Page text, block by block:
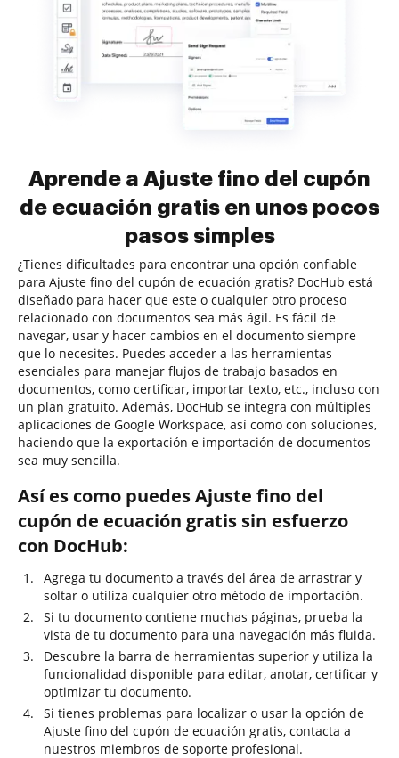
Aprende a Ajuste fino del cupón
de ecuación gratis en unos pocos
pasos simples
¿Tienes dificultades para encontrar una opción confiable
para Ajuste fino del cupón de ecuación gratis? DocHub está
diseñado para hacer que este o cualquier otro proceso
relacionado con documentos sea más ágil. Es fácil de
navegar, usar y hacer cambios en el documento siempre
que lo necesites. Puedes acceder a las herramientas
esenciales para manejar flujos de trabajo basados en
documentos, como certificar, importar texto, etc., incluso con
un plan gratuito. Además, DocHub se integra con múltiples
aplicaciones de Google Workspace, así como con soluciones,
haciendo que la exportación e importación de documentos
sea muy sencilla.
Así es como puedes Ajuste fino del
cupón de ecuación gratis sin esfuerzo
con DocHub:
Agrega tu documento a través del área de arrastrar y
soltar o utiliza cualquier otro método de importación.
Si tu documento contiene muchas páginas, prueba la
vista de tu documento para una navegación más fluida.
Descubre la barra de herramientas superior y utiliza la
funcionalidad disponible para editar, anotar, certificar y
optimizar tu documento.
Si tienes problemas para localizar o usar la opción de
Ajuste fino del cupón de ecuación gratis, contacta a
nuestros miembros de soporte profesional.